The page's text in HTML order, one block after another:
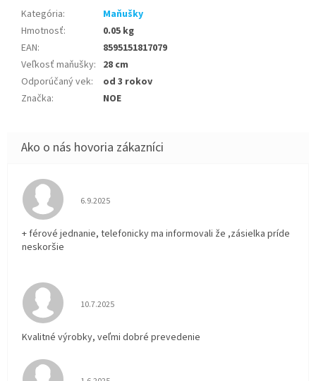
Kategória:
Maňušky
Hmotnosť:
0.05 kg
EAN:
8595151817079
Veľkosť maňušky: 28 cm
Odporúčaný vek:
od 3 rokov
Značka: NOE
Hodnotenie obchodu je 5 z 5 hviezdičiek.
6.9.2025
+ férové jednanie, telefonicky ma informovali že ,zásielka príde
neskoršie
Hodnotenie obchodu je 5 z 5 hviezdičiek.
10.7.2025
Kvalitné výrobky, veľmi dobré prevedenie
Hodnotenie obchodu je 5 z 5 hviezdičiek.